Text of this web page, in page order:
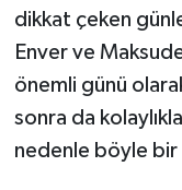
dikkat çeken
Enver ve
önemli günü
sonra da
nedenle böyle bir